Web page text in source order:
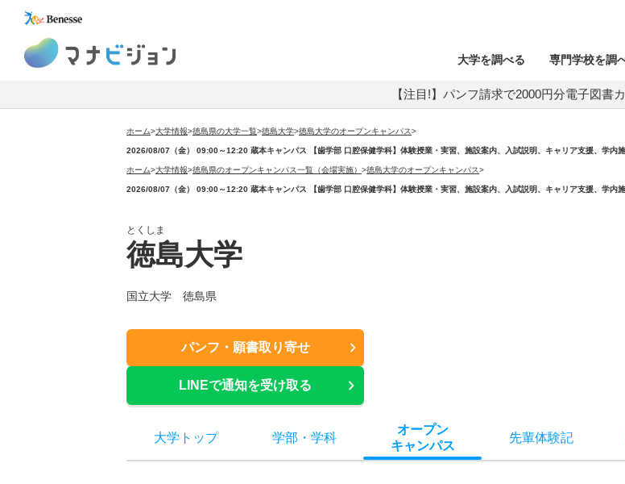
大学を調べる 専門学校を調
【注目!】パンフ請求で2000円分電子図書
ホーム>大学情報>徳島県の大学一覧>徳島大学>徳島大学のオープンキャンパス>
2026/08/07（金） 09:00～12:20 蔵本キャンパス 【歯学部 口腔保健学科】体験授業・実習、施設案内、入試説明、キャリア支援、学内施
ホーム>大学情報>徳島県のオープンキャンパス一覧（会場実施） >徳島大学のオープンキャンパス>
2026/08/07（金） 09:00～12:20 蔵本キャンパス 【歯学部 口腔保健学科】体験授業・実習、施設案内、入試説明、キャリア支援、学内施
とくしま
徳島大学
国立大学 徳島県
パンフ・願書取り寄せ
LINEで通知を受け取る
大学トップ 学部 ・ 学科
オープン
キャンパス
先輩体験記